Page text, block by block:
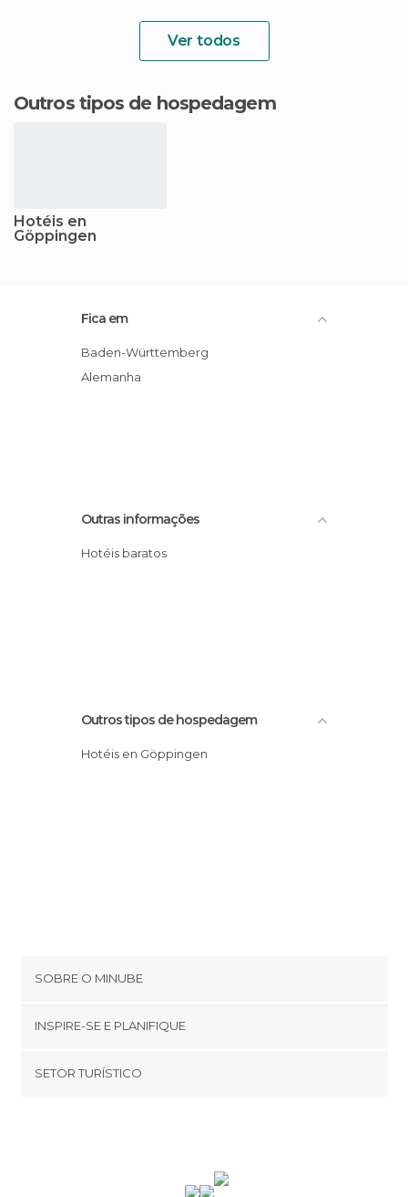
Ver todos
Outros tipos de hospedagem
Hotéis en
Göppingen
Fica em
Baden-Württemberg
Alemanha
Outras informações
Hotéis baratos
Outros tipos de hospedagem
Hotéis en Göppingen
SOBRE O MINUBE
Términos e Condições
INSPIRE-SE E PLANIFIQUE
footer@item_discovertips_anchor
SETOR TURÍSTICO